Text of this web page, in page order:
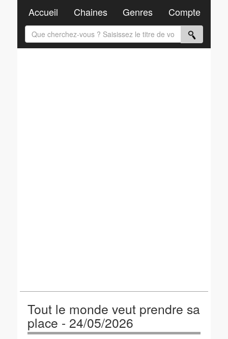
Tout le monde veut prendre sa
place - 24/05/2026
Accueil Chaines Genres Compte